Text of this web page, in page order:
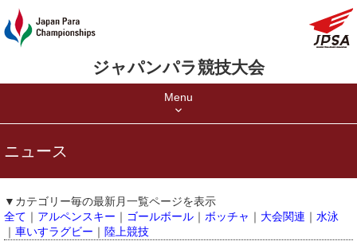
ジャパンパラ競技大会
Menu
ニュース
▼カテゴリー毎の最新月一覧ページを表示
全て ｜ アルペンスキー ｜ ゴールボール ｜ ボッチャ ｜ 大会関連 ｜ 水泳
｜ 車いすラグビー ｜ 陸上競技